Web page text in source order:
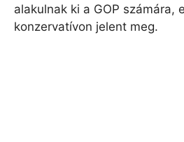
alakulnak ki a GOP számára,
konzervatívon jelent meg.